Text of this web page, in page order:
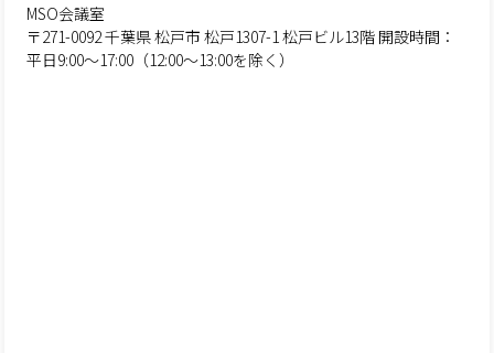
MSO会議室
〒271-0092 千葉県 松戸市 松戸1307-1 松戸ビル13階 開設時間：
平日9:00～17:00（12:00～13:00を除く）